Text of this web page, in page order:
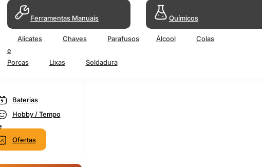
Ferramentas Manuais
Alicates Chaves
Parafusos
e
Porcas
Lixas Soldadura
Químicos
Álcool Colas
Baterias
Hobby / Tempo
Ofertas